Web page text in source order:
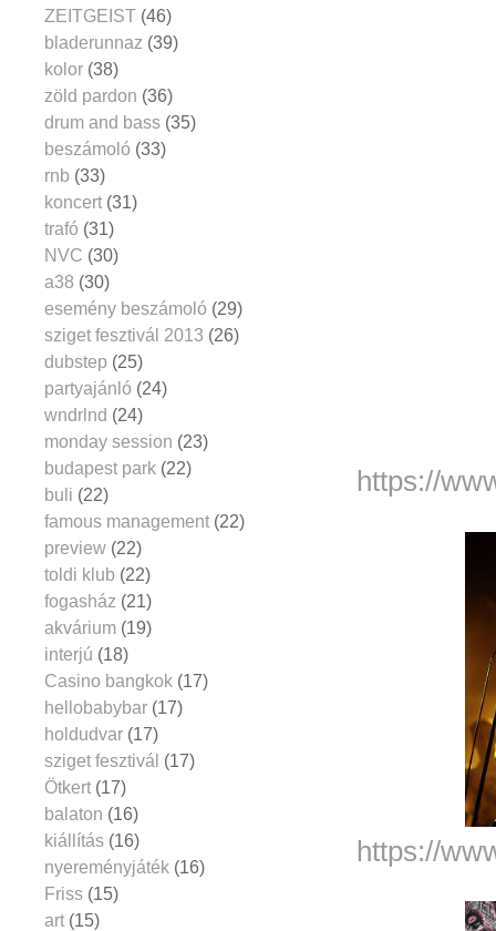
https://
https://
ZEITGEIST (46)
bladerunnaz (39)
kolor (38)
zöld pardon (36)
drum and bass (35)
beszámoló (33)
rnb (33)
koncert (31)
trafó (31)
NVC (30)
a38 (30)
esemény beszámoló (29)
sziget fesztivál 2013 (26)
dubstep (25)
partyajánló (24)
wndrlnd (24)
monday session (23)
budapest park (22)
buli (22)
famous management (22)
preview (22)
toldi klub (22)
fogasház (21)
akvárium (19)
interjú (18)
Casino bangkok (17)
hellobabybar (17)
holdudvar (17)
sziget fesztivál (17)
Ötkert (17)
balaton (16)
kiállítás (16)
nyereményjáték (16)
Friss (15)
art (15)